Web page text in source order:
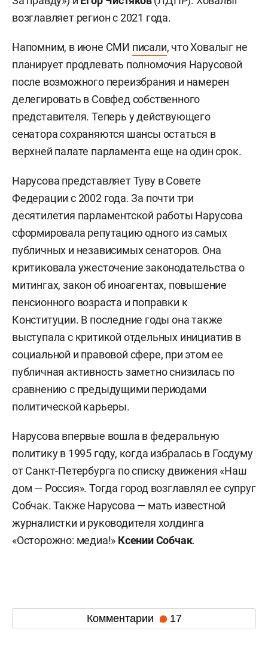
возглавляет регион с 2021 года.
Напомним, в июне СМИ писали, что Ховалыг не
планирует продлевать полномочия Нарусовой
после возможного переизбрания и намерен
делегировать в Совфед собственного
представителя. Теперь у действующего
сенатора сохраняются шансы остаться в
верхней палате парламента еще на один срок.
Нарусова представляет Туву в Совете
Федерации с 2002 года. За почти три
десятилетия парламентской работы Нарусова
сформировала репутацию одного из самых
публичных и независимых сенаторов. Она
критиковала ужесточение законодательства о
митингах, закон об иноагентах, повышение
пенсионного возраста и поправки к
Конституции. В последние годы она также
выступала с критикой отдельных инициатив в
социальной и правовой сфере, при этом ее
публичная активность заметно снизилась по
сравнению с предыдущими периодами
политической карьеры.
Нарусова впервые вошла в федеральную
политику в 1995 году, когда избралась в Госдуму
от Санкт-Петербурга по списку движения «Наш
дом — Россия». Тогда город возглавлял ее супруг
Собчак. Также Нарусова — мать известной
журналистки и руководителя холдинга
«Осторожно: медиа!» Ксении Собчак.
Комментарии 17